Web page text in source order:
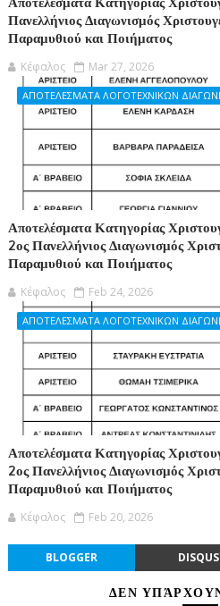
Πανελλήνιος Διαγωνισμός
Παραμυθιού και Ποιήματος
Κέφαλος Mar 27, 2026
ΑΠΟΤΕΛΕΣΜΑΤΑ ΛΟΓΟΤΕΧΝΙΚΩΝ
Αποτελέσματα Κατηγορίας
2ος Πανελλήνιος Διαγωνισμός
Παραμυθιού και Ποιήματος
Κέφαλος Feb 24, 2026
ΑΠΟΤΕΛΕΣΜΑΤΑ ΛΟΓΟΤΕΧΝΙΚΩΝ
Αποτελέσματα Κατηγορίας
2ος Πανελλήνιος Διαγωνισμός
Παραμυθιού και Ποιήματος
Κέφαλος Feb 20, 2026
BLOGGER DISQUS
ΔΕΝ